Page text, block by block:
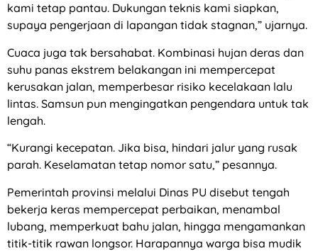
kami tetap pantau. Dukungan teknis kami siapkan,
supaya pengerjaan di lapangan tidak stagnan,” ujarnya.
Cuaca juga tak bersahabat. Kombinasi hujan deras dan
suhu panas ekstrem belakangan ini mempercepat
kerusakan jalan, memperbesar risiko kecelakaan lalu
lintas. Samsun pun mengingatkan pengendara untuk tak
lengah.
“Kurangi kecepatan. Jika bisa, hindari jalur yang rusak
parah. Keselamatan tetap nomor satu,” pesannya.
Pemerintah provinsi melalui Dinas PU disebut tengah
bekerja keras mempercepat perbaikan, menambal
lubang, memperkuat bahu jalan, hingga mengamankan
titik-titik rawan longsor. Harapannya warga bisa mudik